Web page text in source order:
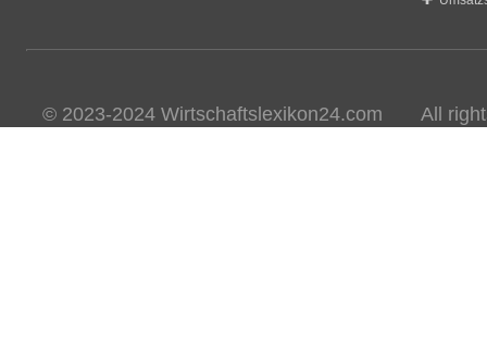
© 2023-2024 Wirtschaftslexikon24.com All